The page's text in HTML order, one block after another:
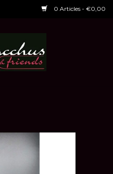
0 Articles - €0,00